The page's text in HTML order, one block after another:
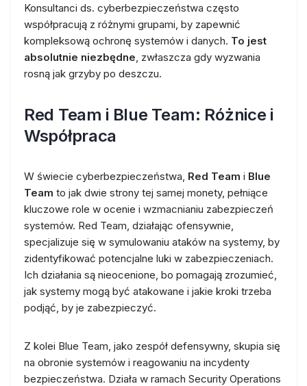
Konsultanci ds. cyberbezpieczeństwa często
współpracują z różnymi grupami, by zapewnić
kompleksową ochronę systemów i danych. To jest
absolutnie niezbędne, zwłaszcza gdy wyzwania
rosną jak grzyby po deszczu.
Red Team i Blue Team: Różnice i
Współpraca
W świecie cyberbezpieczeństwa, Red Team i Blue
Team to jak dwie strony tej samej monety, pełniące
kluczowe role w ocenie i wzmacnianiu zabezpieczeń
systemów. Red Team, działając ofensywnie,
specjalizuje się w symulowaniu ataków na systemy, by
zidentyfikować potencjalne luki w zabezpieczeniach.
Ich działania są nieocenione, bo pomagają zrozumieć,
jak systemy mogą być atakowane i jakie kroki trzeba
podjąć, by je zabezpieczyć.
Z kolei Blue Team, jako zespół defensywny, skupia się
na obronie systemów i reagowaniu na incydenty
bezpieczeństwa. Działa w ramach Security Operations